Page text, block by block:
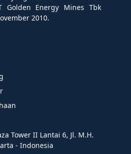
Golden Energy Mines Tbk
2010.
Tower II Lantai 6, Jl. M.H.
- Indonesia